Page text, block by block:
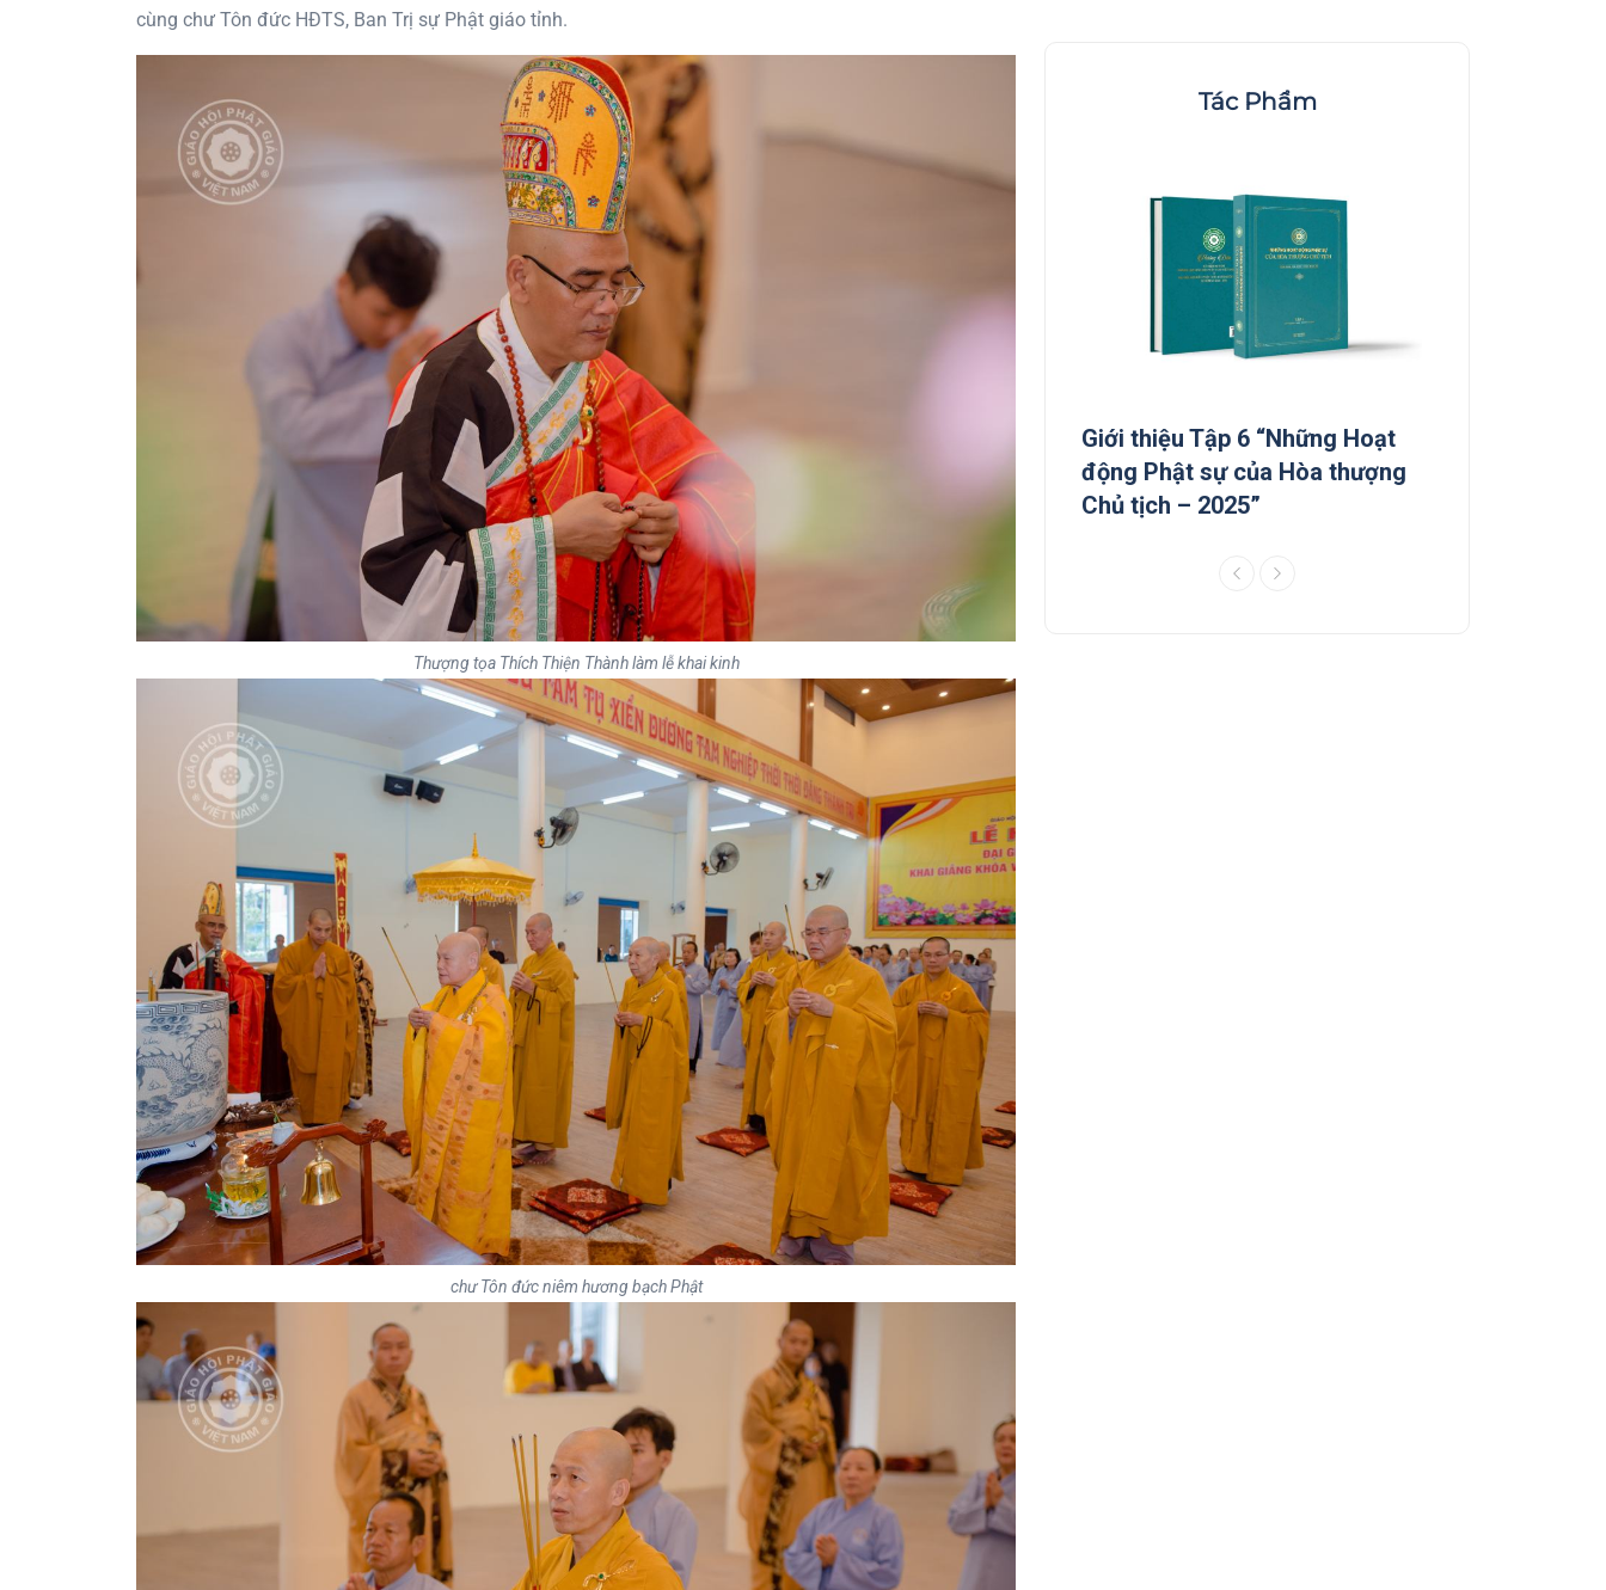
cùng chư Tôn đức HĐTS, Ban Trị sự Phật giáo tỉnh.
Thượng tọa Thích Thiện Thành làm lễ khai kinh
chư Tôn đức niêm hương bạch Phật
Tác Phẩm
Giới thiệu: Tập 4 kỷ yếu “Những
hoạt động Phật sự của Hòa
Giới thiệu Tập 6 “Những Hoạt
động Phật sự của Hòa thượng
Chủ tịch – 2025”